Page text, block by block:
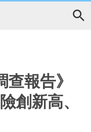
查報告》
創新高、